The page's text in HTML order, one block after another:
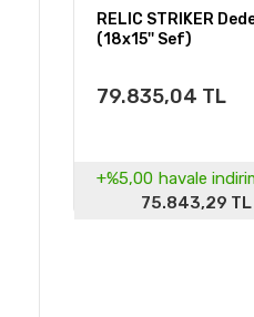
RELIC STRIKER
(18x15'' Sef)
79.835,04 TL
+%5,00 havale
75.843,29 TL